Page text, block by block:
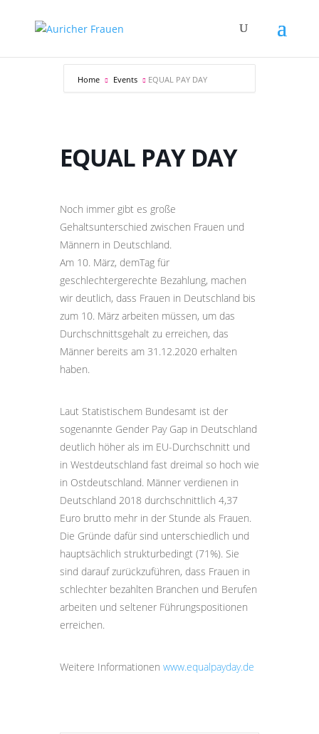
Home Events EQUAL PAY DAY
EQUAL PAY DAY
Noch immer gibt es große
Gehaltsunterschied zwischen Frauen und
Männern in Deutschland.
Am 10. März, demTag für
geschlechtergerechte Bezahlung, machen
wir deutlich, dass Frauen in Deutschland bis
zum 10. März arbeiten müssen, um das
Durchschnittsgehalt zu erreichen, das
Männer bereits am 31.12.2020 erhalten
haben.
Laut Statistischem Bundesamt ist der
sogenannte Gender Pay Gap in Deutschland
deutlich höher als im EU-Durchschnitt und
in Westdeutschland fast dreimal so hoch wie
in Ostdeutschland. Männer verdienen in
Deutschland 2018 durchschnittlich 4,37
Euro brutto mehr in der Stunde als Frauen.
Die Gründe dafür sind unterschiedlich und
hauptsächlich strukturbedingt (71%). Sie
sind darauf zurückzuführen, dass Frauen in
schlechter bezahlten Branchen und Berufen
arbeiten und seltener Führungspositionen
erreichen.
Weitere Informationen www.equalpayday.de